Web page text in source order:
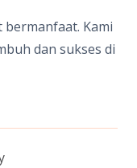
bermanfaat. Kami
dan sukses di